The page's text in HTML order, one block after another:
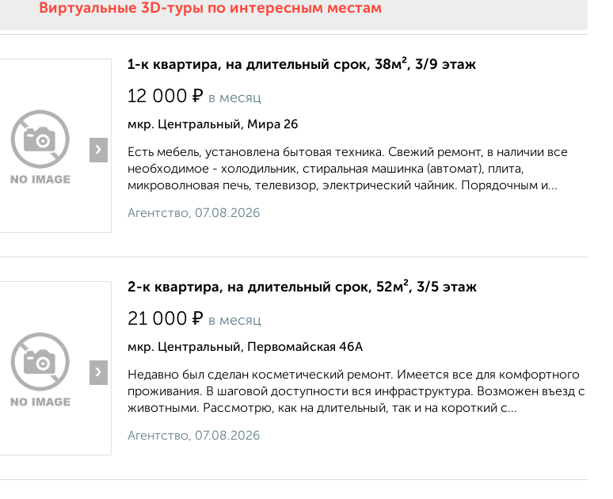
Виртуальные 3D-туры по интересным местам
›
1-к квартира, на длительный срок, 38м², 3/9 этаж
12 000 ₽ в месяц
мкр. Центральный, Мира 26
Есть мебель, установлена бытовая техника. Свежий ремонт, в наличии все
необходимое - холодильник, стиральная машинка (автомат), плита,
микроволновая печь, телевизор, электрический чайник. Порядочным и...
Агентство, 07.08.2026
›
2-к квартира, на длительный срок, 52м², 3/5 этаж
21 000 ₽ в месяц
мкр. Центральный, Первомайская 46А
Недавно был сделан косметический ремонт. Имеется все для комфортного
проживания. В шаговой доступности вся инфраструктура. Возможен въезд с
животными. Рассмотрю, как на длительный, так и на короткий с...
Агентство, 07.08.2026